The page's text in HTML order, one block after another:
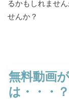
るかもしれませ
せんか？
無料動画
は・・・？